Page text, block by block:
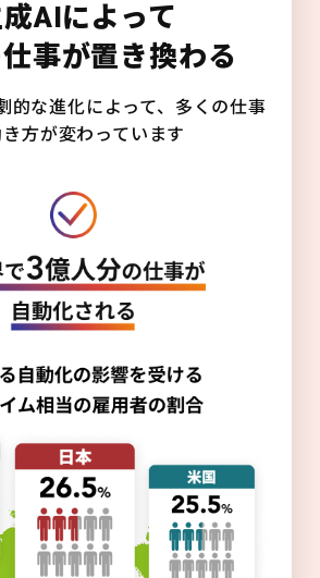
AIによって
事が置き換わる
的な進化によって、多くの仕事
き方が変わっています